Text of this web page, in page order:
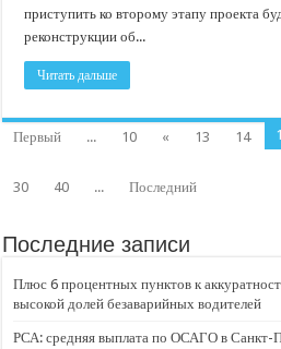
приступить ко второму этапу проекта
реконструкции об...
Читать дальше
Первый ... 10 « 13 14
30
40 ... Последний
Последние записи
Плюс 6 процентных пунктов к
высокой долей безаварийных водителей
РСА: средняя выплата по ОСАГО в Санкт-